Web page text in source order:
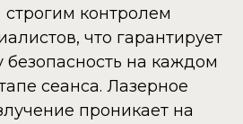
строгим контролем
что гарантирует
безопасность на каждом
сеанса. Лазерное
проникает на